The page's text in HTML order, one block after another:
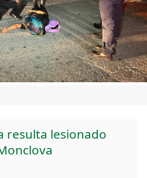
resulta lesionado